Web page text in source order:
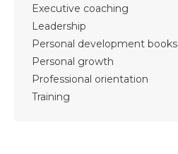
Executive coaching
Leadership
Personal development books
Personal growth
Professional orientation
Training